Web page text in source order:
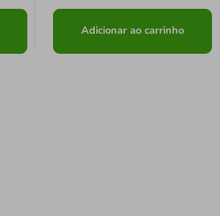
Adicionar ao carrinho